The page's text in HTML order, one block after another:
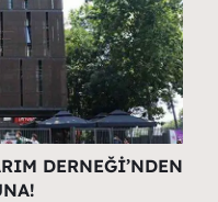
DERNEĞİ’NDEN